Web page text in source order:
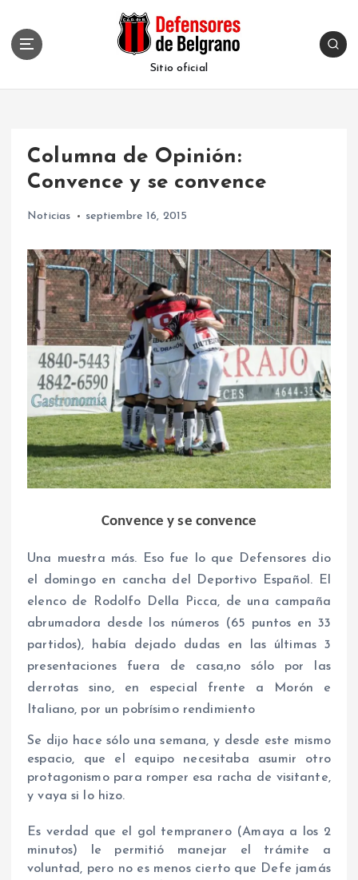
Sitio oficial
Columna de Opinión:
Convence y se convence
Noticias septiembre 16, 2015
Convence y se convence
Una muestra más. Eso fue lo que Defensores dio
el domingo en cancha del Deportivo Español. El
elenco de Rodolfo Della Picca, de una campaña
abrumadora desde los números (65 puntos en 33
partidos), había dejado dudas en las últimas 3
presentaciones fuera de casa,no sólo por las
derrotas sino, en especial frente a Morón e
Italiano, por un pobrísimo rendimiento
Se dijo hace sólo una semana, y desde este mismo
espacio, que el equipo necesitaba asumir otro
protagonismo para romper esa racha de visitante,
y vaya si lo hizo.
Es verdad que el gol tempranero (Amaya a los 2
minutos) le permitió manejar el trámite a
voluntad, pero no es menos cierto que Defe jamás